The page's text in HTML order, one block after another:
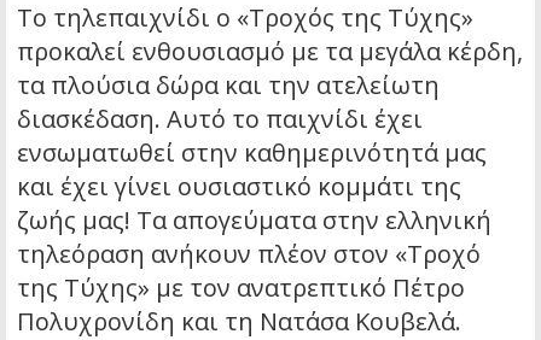
Το τηλεπαιχνίδι ο «Τροχός της Τύχης»
προκαλεί ενθουσιασμό με τα μεγάλα κέρδη,
τα πλούσια δώρα και την ατελείωτη
διασκέδαση. Αυτό το παιχνίδι έχει
ενσωματωθεί στην καθημερινότητά μας
και έχει γίνει ουσιαστικό κομμάτι της
ζωής μας! Τα απογεύματα στην ελληνική
τηλεόραση ανήκουν πλέον στον «Τροχό
της Τύχης» με τον ανατρεπτικό Πέτρο
Πολυχρονίδη και τη Νατάσα Κουβελά.